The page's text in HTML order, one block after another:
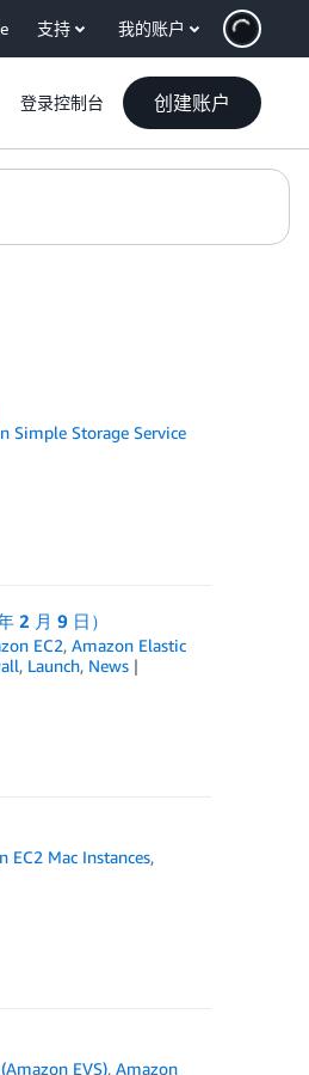
支持 我的账户
登录控制台 创建账户
Simple Storage Service
2 月 9 日）
EC2,Amazon Elastic
, Launch, News
EC2 Mac Instances,
EVS),Amazon